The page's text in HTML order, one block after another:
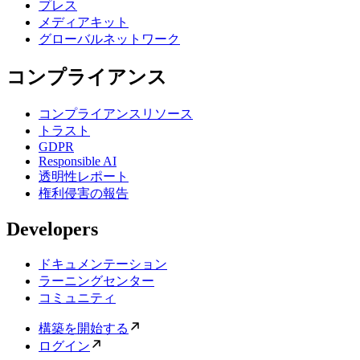
プレス
メディアキット
グローバルネットワーク
コンプライアンス
コンプライアンスリソース
トラスト
GDPR
Responsible AI
透明性レポート
権利侵害の報告
Developers
ドキュメンテーション
ラーニングセンター
コミュニティ
構築を開始する
ログイン